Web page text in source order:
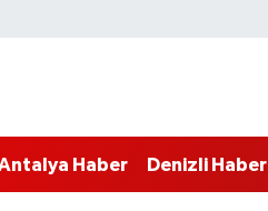
Haber Denizli Haber